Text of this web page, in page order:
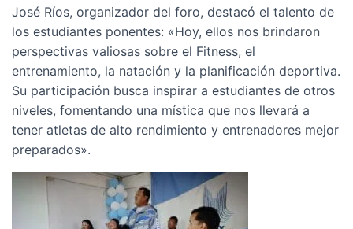
José Ríos, organizador del foro, destacó el talento de
los estudiantes ponentes: «Hoy, ellos nos brindaron
perspectivas valiosas sobre el Fitness, el
entrenamiento, la natación y la planificación deportiva.
Su participación busca inspirar a estudiantes de otros
niveles, fomentando una mística que nos llevará a
tener atletas de alto rendimiento y entrenadores mejor
preparados».